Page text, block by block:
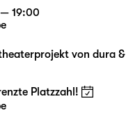
19:00
von dura &
Platzzahl!